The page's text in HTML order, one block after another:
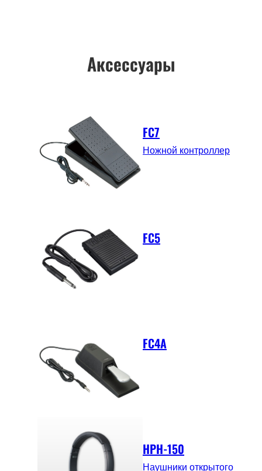
Аксессуары
FC7
Ножной контроллер
FC5
FC4A
HPH-150
Наушники открытого